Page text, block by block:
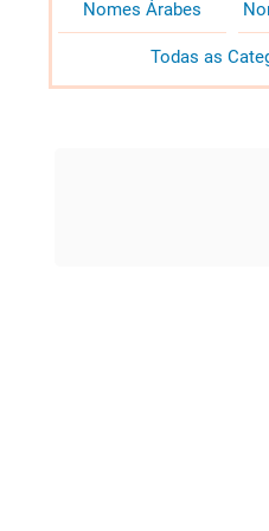
Nomes Árabes
Todas as